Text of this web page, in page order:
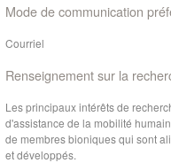
Mode de communication
Courriel
Renseignement sur la
Les principaux intérêts de
d'assistance de la mobilité
de membres bioniques qui sont
et développés.